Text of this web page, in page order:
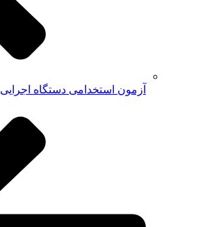
آزمون استخدامی دستگاه اجرایی